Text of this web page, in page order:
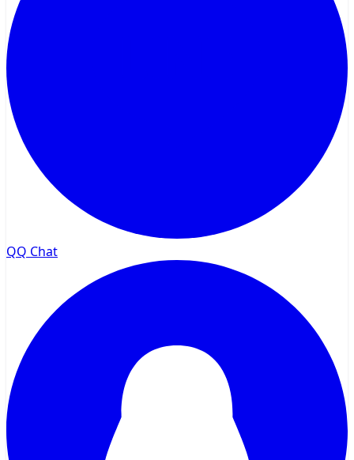
QQ Chat